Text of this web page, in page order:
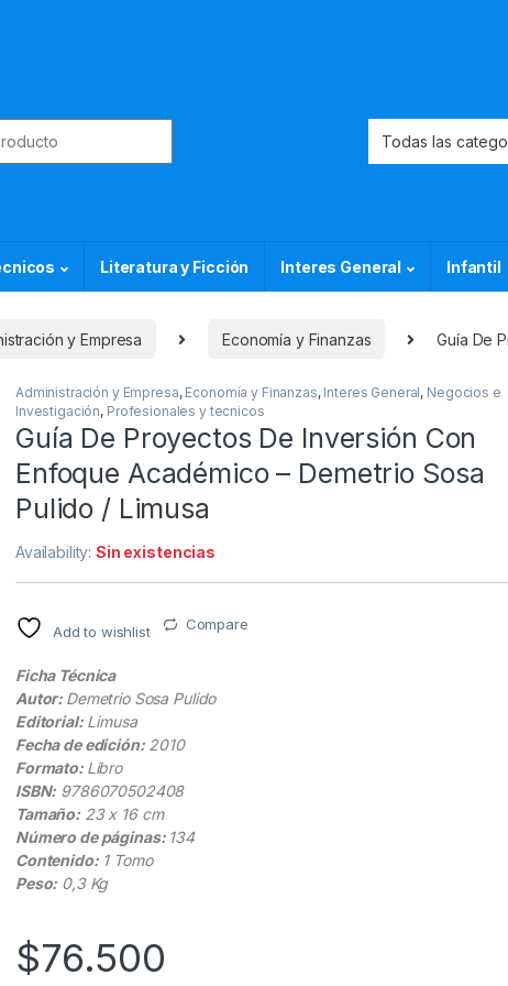
Literatura y Ficción Interes General Infantil
y Empresa Economía y Finanzas Guía De
Administración y Empresa, Economía y Finanzas, Interes General, Negocios e
Investigación, Profesionales y tecnicos
Guía De Proyectos De Inversión Con
Enfoque Académico – Demetrio Sosa
Pulido / Limusa
Availability:Sin existencias
Add to wishlist Compare
Ficha Técnica
Autor: Demetrio Sosa Pulido
Editorial:Limusa
Fecha de edición:2010
Formato: Libro
ISBN: 9786070502408
Tamaño: 23 x 16 cm
Número de páginas: 134
Contenido:1 Tomo
Peso: 0,3 Kg
$76.500